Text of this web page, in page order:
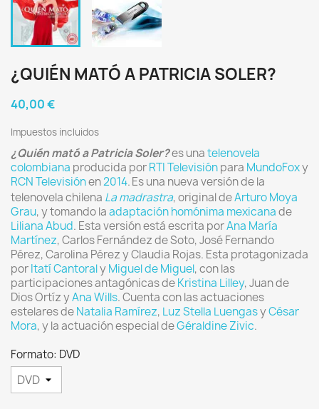
¿QUIÉN MATÓ A PATRICIA SOLER?
40,00 €
Impuestos incluidos
¿Quién mató a Patricia Soler?es unatelenovela
colombiana producida porRTI Televisiónpara MundoFoxy
RCN Televisiónen2014.Es una nueva versión de la
telenovela chilena La madrastra, original deArturo Moya
Grau, y tomando laadaptación homónima mexicanade
Liliana Abud. Esta versión está escrita porAna María
Martínez, Carlos Fernández de Soto, José Fernando
Pérez, Carolina Pérez y Claudia Rojas. Esta protagonizada
porItatí CantoralyMiguel de Miguel, con las
participaciones antagónicas deKristina Lilley, Juan de
Dios Ortíz yAna Wills. Cuenta con las actuaciones
estelares deNatalia Ramírez, Luz Stella LuengasyCésar
Mora, y la actuación especial deGéraldine Zivic.
Formato: DVD